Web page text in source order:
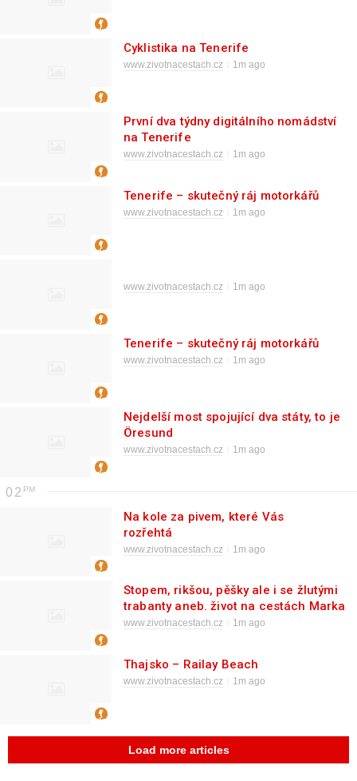
Cyklistika na Tenerife
www.zivotnacestach.cz 1m ago
První dva týdny digitálního nomádství
na Tenerife
www.zivotnacestach.cz 1m ago
Tenerife – skutečný ráj motorkářů
www.zivotnacestach.cz 1m ago
www.zivotnacestach.cz 1m ago
Tenerife – skutečný ráj motorkářů
www.zivotnacestach.cz 1m ago
Nejdelší most spojující dva státy, to je
Öresund
www.zivotnacestach.cz 1m ago
02
Na kole za pivem, které Vás
rozřehtá
www.zivotnacestach.cz 1m ago
Stopem, rikšou, pěšky ale i se žlutými
trabanty aneb. život na cestách Marka
Duranského
www.zivotnacestach.cz 1m ago
Thajsko – Railay Beach
www.zivotnacestach.cz 1m ago
Load more articles